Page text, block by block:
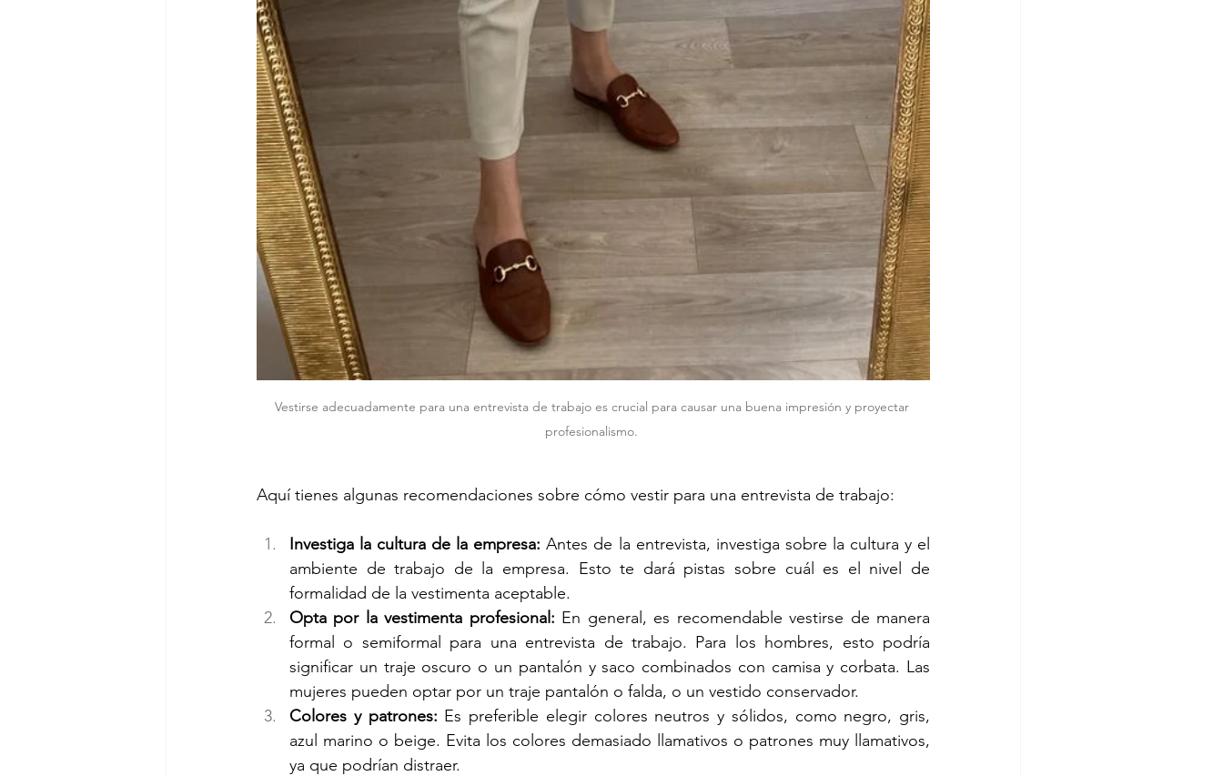
Vestirse adecuadamente para una entrevista de trabajo es crucial para causar una buena impresión y proyectar
profesionalismo.
Aquí tienes algunas recomendaciones sobre cómo vestir para una entrevista de trabajo:
Investiga la cultura de la empresa: Antes de la entrevista, investiga sobre la cultura y el
ambiente de trabajo de la empresa. Esto te dará pistas sobre cuál es el nivel de
formalidad de la vestimenta aceptable.
Opta por la vestimenta profesional: En general, es recomendable vestirse de manera
formal o semiformal para una entrevista de trabajo. Para los hombres, esto podría
significar un traje oscuro o un pantalón y saco combinados con camisa y corbata. Las
mujeres pueden optar por un traje pantalón o falda, o un vestido conservador.
Colores y patrones: Es preferible elegir colores neutros y sólidos, como negro, gris,
azul marino o beige. Evita los colores demasiado llamativos o patrones muy llamativos,
ya que podrían distraer.